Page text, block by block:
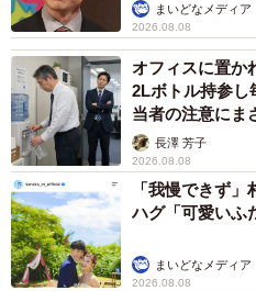
まいどなメディア
2026.08.08
オフィスに置
2Lボトル持参
当者の注意にま
説】長澤 芳子
2026.08.08
「我慢できず
ハグ「可愛いふ
まいどなメディア
2026.08.08